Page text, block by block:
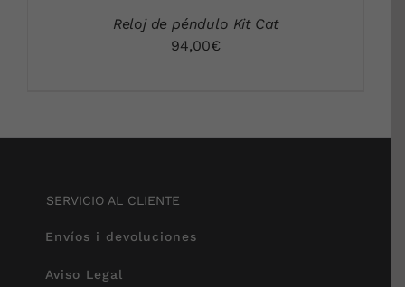
Reloj de péndulo Kit Cat
94,00€
SERVICIO AL CLIENTE
Envíos i devoluciones
Aviso Legal